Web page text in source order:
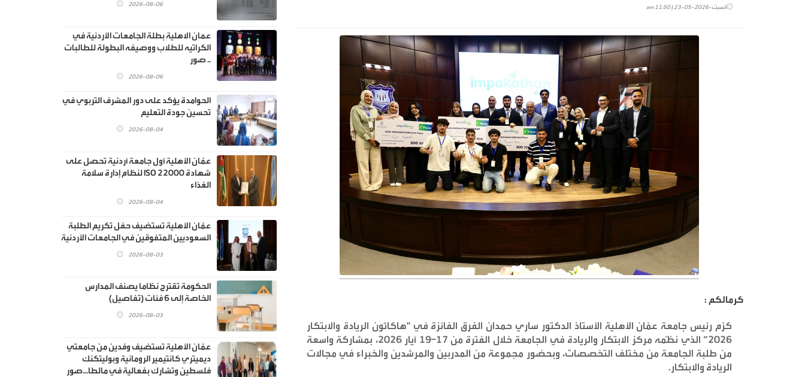
السبت-2026-05-23 | 11:50 am
كرمالكم :
كرّم رئيس جامعة عمّان الأهلية الأستاذ الدكتور ساري حمدان الفرق الفائزة في "هاكاثون الريادة والابتكار
2026” الذي نظّمه مركز الابتكار والريادة في الجامعة خلال الفترة من 17–19 أيار 2026، بمشاركة واسعة
من طلبة الجامعة من مختلف التخصصات، وبحضور مجموعة من المدربين والمرشدين والخبراء في مجالات
الريادة والابتكار.
2026-08-06
عمان الاهلية بطلة الجامعات الأردنية في
الكراتيه للطلاب ووصيفه البطولة للطالبات
.. صور
2026-08-06
الحوامدة يؤكد على دور المشرف التربوي في
تحسين جودة التعليم
2026-08-04
عمّان الأهلية أول جامعة أردنية تحصل على
شهادة ISO 22000 لنظام إدارة سلامة
الغذاء
2026-08-04
عمّان الأهلية تستضيف حفل تكريم الطلبة
السعوديين المتفوقين في الجامعات الأردنية
2026-08-03
الحكومة تقترح نظاما يصنف المدارس
الخاصة إلى 6 فئات (تفاصيل)
2026-08-03
عمّان الأهلية تستضيف وفدين من جامعتي
ديميتري كانتيمير الرومانية وبوليتكنك
فلسطين وتشارك بفعالية في مالطا...صور